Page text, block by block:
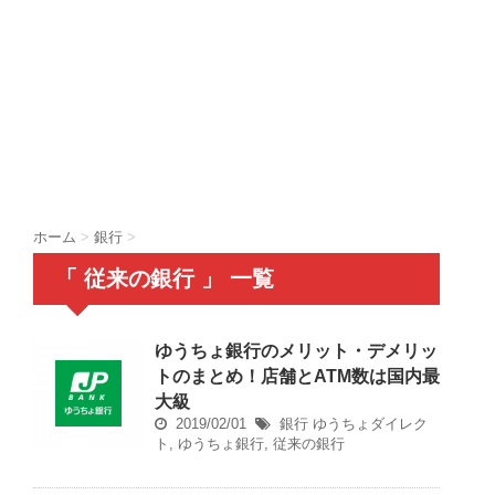
ホーム > 銀行 >
「 従来の銀行 」 一覧
ゆうちょ銀行のメリット・デメリッ
トのまとめ！店舗とATM数は国内最
大級
2019/02/01 銀行 ゆうちょダイレク
ト , ゆうちょ銀行, 従来の銀行